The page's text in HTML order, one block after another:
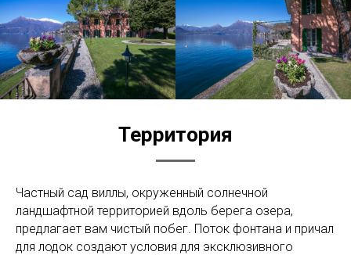
Территория
Частный сад виллы, окруженный солнечной
ландшафтной территорией вдоль берега озера,
предлагает вам чистый побег. Поток фонтана и причал
для лодок создают условия для эксклюзивного